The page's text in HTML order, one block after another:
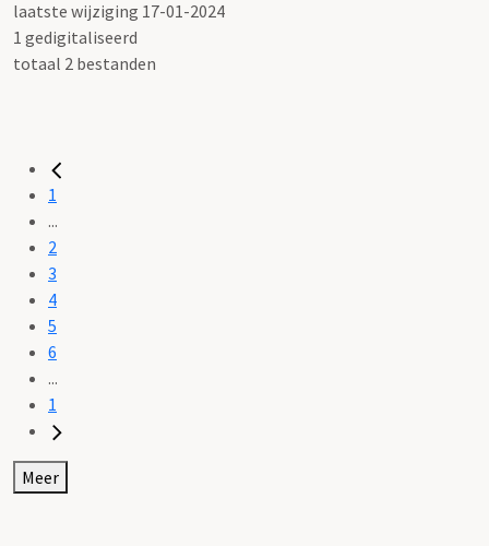
laatste wijziging 17-01-2024
1 gedigitaliseerd
totaal 2 bestanden
1
...
2
3
4
5
6
...
1
Meer